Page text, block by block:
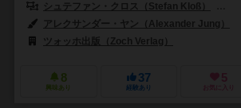
シュテファン・クロス（Stefan Kloß）
アレクサンダー・ヤン（Alexander Jung）
ツォッホ出版（Zoch Verlag）
8
興味あり
37
経験あり
5
お気に入り